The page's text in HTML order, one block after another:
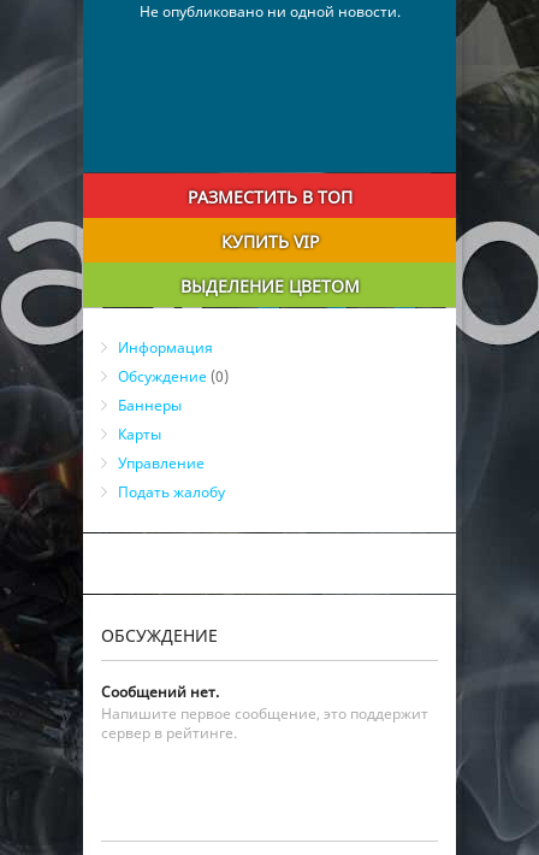
Не опубликовано ни одной новости.
РАЗМЕСТИТЬ В ТОП
КУПИТЬ VIP
ВЫДЕЛЕНИЕ ЦВЕТОМ
Информация
Обсуждение (0)
Баннеры
Карты
Управление
Подать жалобу
ОБСУЖДЕНИЕ
Сообщений нет.
Напишите первое сообщение, это поддержит
сервер в рейтинге.